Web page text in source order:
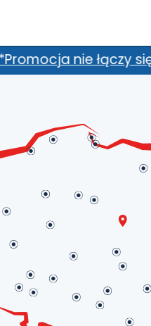
się z dodatkowymi